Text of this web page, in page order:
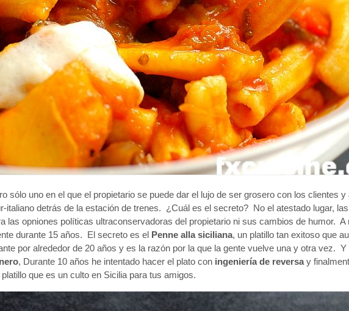
sólo uno en el que el propietario se puede dar el lujo de ser grosero con los clientes
italiano detrás de la estación de trenes. ¿Cuál es el secreto? No el atestado lugar,
opniones políticas ultraconservadoras del propietario ni sus cambios de humor. A
durante 15 años. El secreto es el
Penne alla siciliana, un platillo tan exitoso que
por alrededor de 20 años y es la razón por la que la gente vuelve una y otra vez.
, Durante 10 años he intentado hacer el plato con ingeniería de reversay
que es un culto en Sicilia para tus amigos.